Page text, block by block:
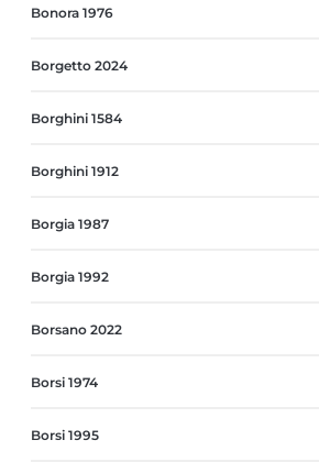
Bonora 1976
Borgetto 2024
Borghini 1584
Borghini 1912
Borgia 1987
Borgia 1992
Borsano 2022
Borsi 1974
Borsi 1995